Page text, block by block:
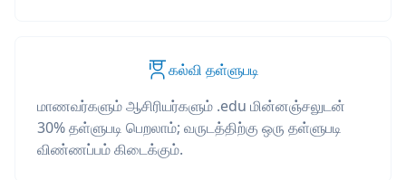
கல்வி தள்ளுபடி
மாணவர்களும் ஆசிரியர்களும் .edu மின்னஞ்சலுடன்
30% தள்ளுபடி பெறலாம்; வருடத்திற்கு ஒரு தள்ளுபடி
விண்ணப்பம் கிடைக்கும்.